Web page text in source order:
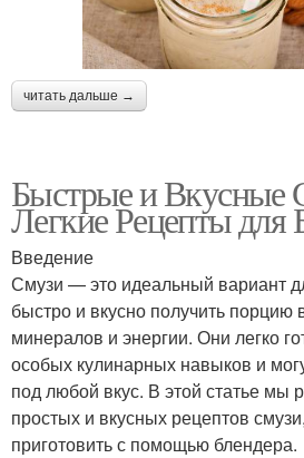
читать дальше →
Быстрые и Вкусные
Легкие Рецепты для
Введение
Смузи — это идеальный вариант
быстро и вкусно получить порцию
минералов и энергии. Они легко
особых кулинарных навыков и
под любой вкус. В этой статье мы
простых и вкусных рецептов
приготовить с помощью блендера.